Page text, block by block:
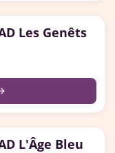
Les Genêts
L'Âge Bleu